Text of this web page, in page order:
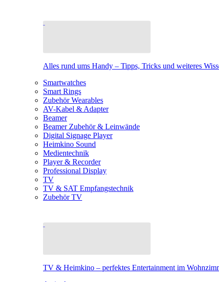
Alles rund ums Handy – Tipps, Tricks und weiteres
Smartwatches
Smart Rings
Zubehör Wearables
AV-Kabel & Adapter
Beamer
Beamer Zubehör & Leinwände
Digital Signage Player
Heimkino Sound
Medientechnik
Player & Recorder
Professional Display
TV
TV & SAT Empfangstechnik
Zubehör TV
TV & Heimkino – perfektes Entertainment im